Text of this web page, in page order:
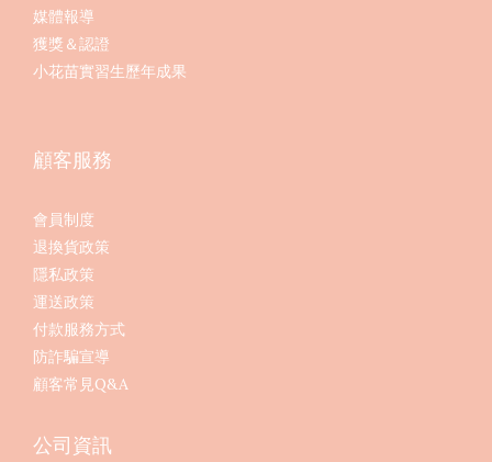
媒體報導
獲獎＆認證
小花苗實習生歷年成果
顧客服務
會員制度
退換貨政策
隱私政策
運送政策
付款服務方式
防詐騙宣導
顧客常見Q&A
公司資訊